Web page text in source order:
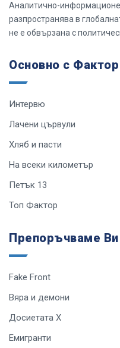
Аналитично-
разпространява в
не е обвързана с
Основно с Фактор
Интервю
Лачени цървули
Хляб и пасти
На всеки километър
Петък 13
Топ Фактор
Препоръчваме Ви
Fake Front
Вяра и демони
Досиетата Х
Емигранти